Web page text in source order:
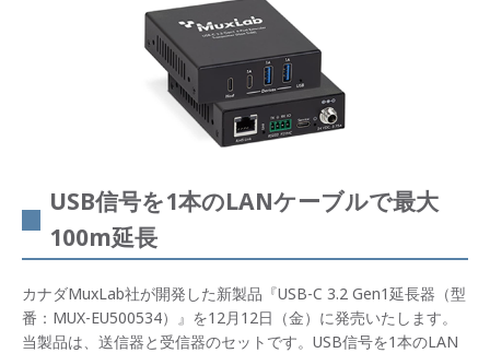
USB信号を1本のLANケーブルで最大
100m延長
カナダMuxLab社が開発した新製品『USB-C 3.2 Gen1延長器（型
番：MUX-EU500534）』を12月12日（金）に発売いたします。
当製品は、送信器と受信器のセットです。USB信号を1本のLAN